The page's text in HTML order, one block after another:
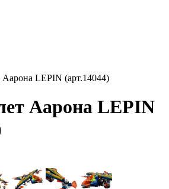
Аарона LEPIN (арт.14044)
Аарона LEPIN